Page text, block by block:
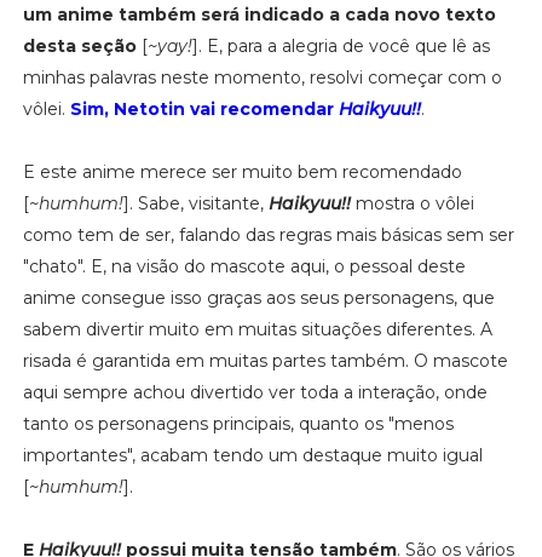
um anime também será indicado a cada novo texto
desta seção[~yay!]. E, para a alegria de você que lê as
minhas palavras neste momento, resolvi começar com o
vôlei. Sim, Netotin vai recomendar Haikyuu!!.
E este anime merece ser muito bem recomendado
[~humhum!]. Sabe, visitante, Haikyuu!!mostra o vôlei
como tem de ser, falando das regras mais básicas sem ser
"chato". E, na visão do mascote aqui, o pessoal deste
anime consegue isso graças aos seus personagens, que
sabem divertir muito em muitas situações diferentes. A
risada é garantida em muitas partes também. O mascote
aqui sempre achou divertido ver toda a interação, onde
tanto os personagens principais, quanto os "menos
importantes", acabam tendo um destaque muito igual
[~humhum!].
E Haikyuu!!possui muita tensão também. São os vários